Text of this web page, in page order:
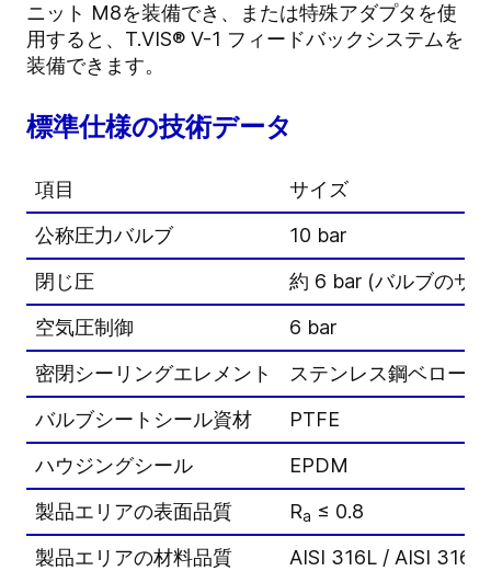
ニット M8を装備でき、または特殊アダプタを使
用すると、T.VIS® V-1 フィードバックシステムを
装備できます。
標準仕様の技術データ
項目
サイズ
公称圧力バルブ
10 bar
閉じ圧
約 6 bar (バルブのサ
空気圧制御
6 bar
密閉シーリングエレメント
ステンレス鋼ベローズ
バルブシートシール資材
PTFE
ハウジングシール
EPDM
製品エリアの表面品質
Ra ≤ 0.8
製品エリアの材料品質
AISI 316L / AISI 316Ti